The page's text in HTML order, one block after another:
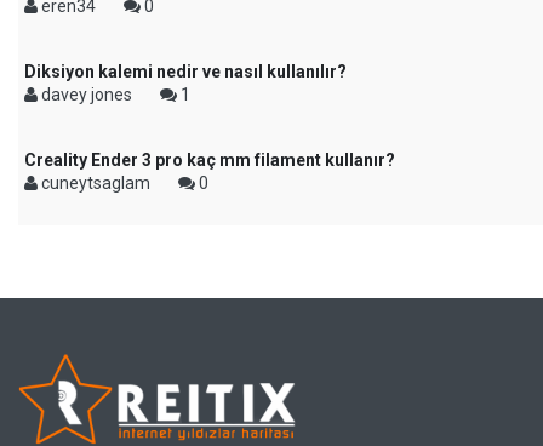
eren34
0
Diksiyon kalemi nedir ve nasıl kullanılır?
davey jones
1
Creality Ender 3 pro kaç mm filament kullanır?
cuneytsaglam
0